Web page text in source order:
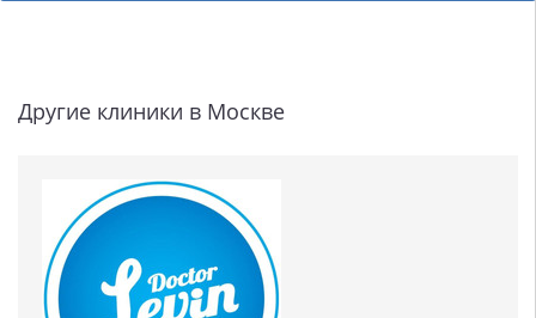
Другие клиники в Москве